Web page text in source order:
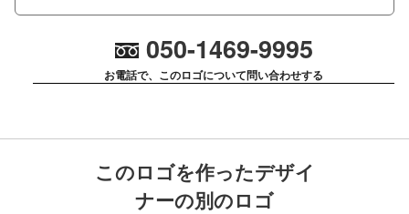
050-1469-9995
お電話で、このロゴについて問い合わせする
このロゴを作ったデザイ
ナーの別のロゴ